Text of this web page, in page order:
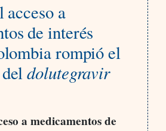
a
de interés
rompió el
deldolutegravir
a medicamentos de